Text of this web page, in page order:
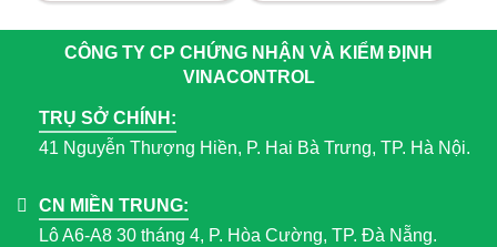
CÔNG TY CP CHỨNG NHẬN VÀ KIỂM ĐỊNH
VINACONTROL
TRỤ SỞ CHÍNH:
41 Nguyễn Thượng Hiền, P. Hai Bà Trưng, TP. Hà Nội.
CN MIỀN TRUNG:
Lô A6-A8 30 tháng 4, P. Hòa Cường, TP. Đà Nẵng.